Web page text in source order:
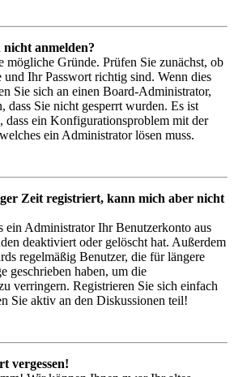
anmelden?
mögliche Gründe. Prüfen Sie zunächst, ob
und Ihr Passwort richtig sind. Wenn dies
Sie sich an einen Board-Administrator,
dass Sie nicht gesperrt wurden. Es ist
dass ein Konfigurationsproblem mit der
ein Administrator lösen muss.
Zeit registriert, kann mich aber nicht
ein Administrator Ihr Benutzerkonto aus
deaktiviert oder gelöscht hat. Außerdem
regelmäßig Benutzer, die für längere
geschrieben haben, um die
verringern. Registrieren Sie sich einfach
Sie aktiv an den Diskussionen teil!
vergessen!